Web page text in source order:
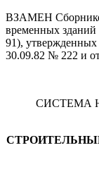
ВЗАМЕН
временных
91),
30.09.82 № 222 и
СИСТЕМА